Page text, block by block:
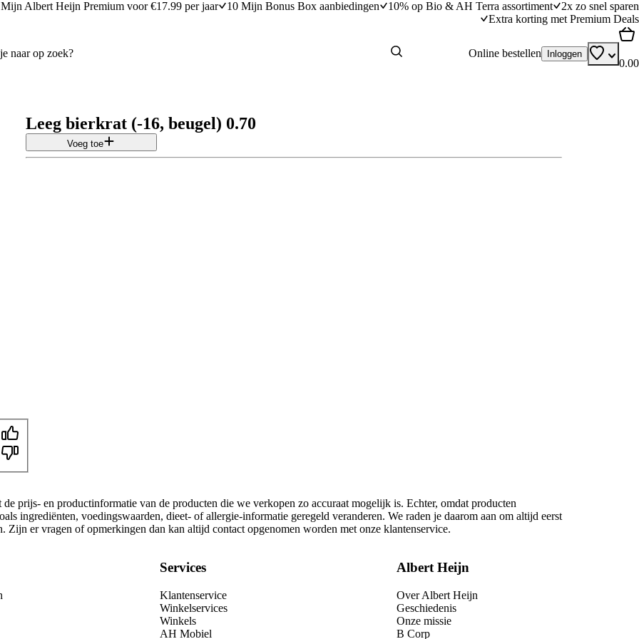
Mijn Albert Heijn Premium voor €17.99 per jaar 10 Mijn Bonus Box aanbiedingen 10% op Bio & AH Terra assortiment
2x zo snel sparen
Extra korting met Premium Deals
Online bestellen Inloggen
0.00
Leeg bierkrat (-16, beugel) 0.70
Voeg toe
prijs- en productinformatie van de producten die we verkopen zo accuraat mogelijk is. Echter, omdat producten
ingrediënten, voedingswaarden, dieet- of allergie-informatie geregeld veranderen. We raden je daarom aan om altijd eerst
Zijn er vragen of opmerkingen dan kan altijd contact opgenomen worden met onze klantenservice.
Services
Klantenservice
Winkelservices
Winkels
AH Mobiel
Albert Heijn
Over Albert Heijn
Geschiedenis
Onze missie
B Corp